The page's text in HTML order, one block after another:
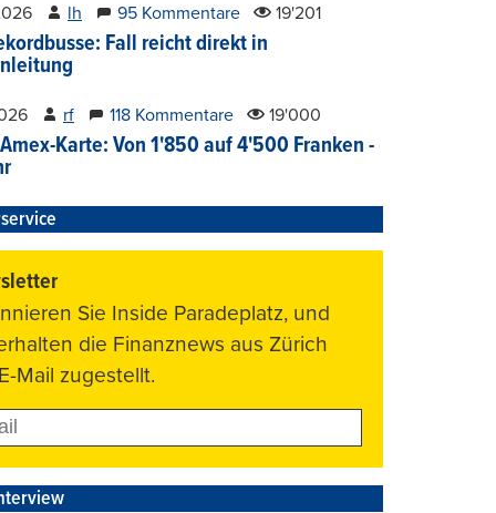
lh 95 Kommentare 19'201
Fall reicht direkt in
rf 118 Kommentare 19'000
Karte: Von 1'850 auf 4'500 Franken -
Sie Inside Paradeplatz, und
die Finanznews aus Zürich
Mail zugestellt.